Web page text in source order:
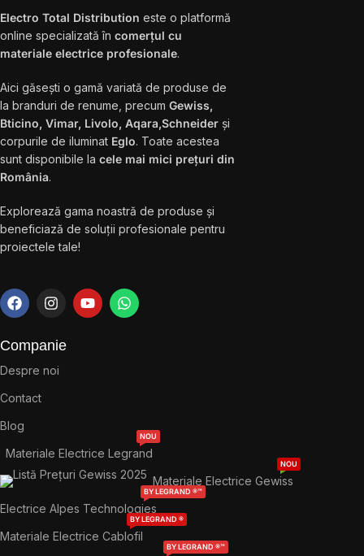
Electro Total Distribution este o platformă
online specializată în comerțul cu
materiale electrice profesionale.
Aici găsești o gamă variată de produse de
la branduri de renume, precum Gewiss,
Bticino, Vimar, Livolo, Aqara,Schneider și
corpurile de iluminat Eglo. Toate acestea
sunt disponibile la cele mai mici prețuri din
România.
Explorează gama noastră de produse și
beneficiază de soluții profesionale pentru
proiectele tale!
Companie
Despre noi
Contact
Blog
Materiale Electrice Legrand
NOU
Materiale Electrice Gewiss
NOU
Electrice Alpes Technologies
BY LEGRAND ®™
Materiale Electrice Cablofil
BY LEGRAND ®
BY LEGRAND ®™